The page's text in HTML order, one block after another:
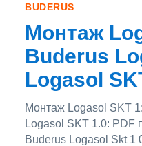
BUDERUS
Монтаж
Buderus
Logasol
Монтаж Logasol SKT
Logasol SKT 1.0: PDF
Buderus Logasol Skt 1